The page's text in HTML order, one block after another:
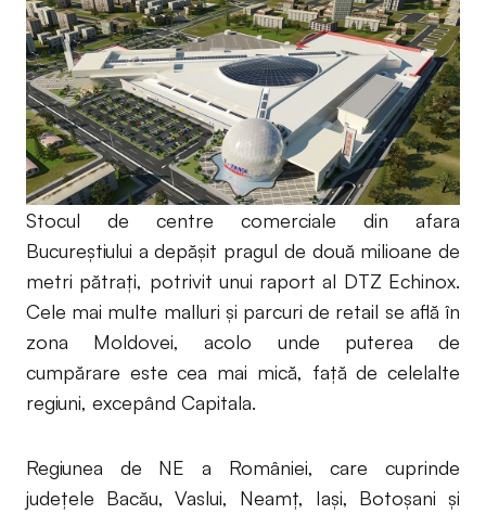
Stocul de centre comerciale din afara
Bucureştiului a depăşit pragul de două milioane de
metri pătraţi, potrivit unui raport al DTZ Echinox.
Cele mai multe malluri şi parcuri de retail se află în
zona Moldovei, acolo unde puterea de
cumpărare este cea mai mică, faţă de celelalte
regiuni, excepând Capitala.
Regiunea de NE a României, care cuprinde
judeţele Bacău, Vaslui, Neamţ, Iaşi, Botoşani şi